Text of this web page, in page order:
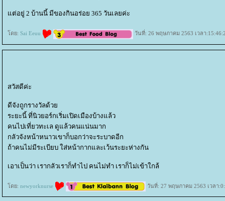
ต่อยู่ 2 บ้านนี้ มีของกินอร่อย 365 วันเลยค่ะ
ดย: Sai Eeuu วันที่: 26 พฤษภาคม 2563 เวลา
สวัสดีค่ะ
ดีจังถูกรางวัลด้ว
ระยะนี้ ที่นิวยอร์กเริ่มเปิดเมืองบ้างแล้ว
คนไปเที่ยวทะเล ดูแล้วคนแน่นมาก
กลัวจังหน้าหนาวเขาก็บอกว่าจะระบาดอีก
ถ้าคนไม่มีระเบียบ ใส่หน้ากากและเว้นระยะห่างกัน
เอาเป็นว่า เรากลัวเราก็ทำไป คนไม่ทำ เราก็ไม่เข้าใกล้
ดย: newyorknurse วันที่: 27 พฤษภาคม 2563 เวลา